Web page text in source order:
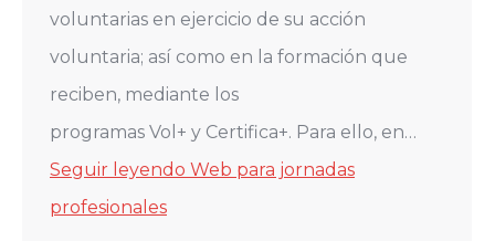
voluntarias en ejercicio de su acción
voluntaria; así como en la formación que
reciben, mediante los
programas Vol+ y Certifica+. Para ello, en…
Seguir leyendo Web para jornadas
profesionales